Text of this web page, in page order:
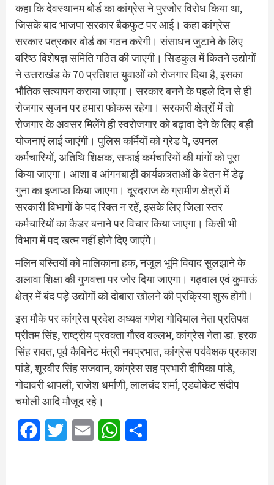
कहा कि देवस्थानम बोर्ड का कांग्रेस ने पुरजोर विरोध किया था,
जिसके बाद भाजपा सरकार बैकफुट पर आई। कहा कांग्रेस
सरकार पत्रकार बोर्ड का गठन करेगी। संसाधन जुटाने के लिए
वरिष्ठ विशेषज्ञ समिति गठित की जाएगी। सिडकुल में कितने उद्योगों
ने उत्तराखंड के 70 प्रतिशत युवाओं को रोजगार दिया है, इसका
भौतिक सत्यापन कराया जाएगा। सरकार बनने के पहले दिन से ही
रोजगार सृजन पर हमारा फोकस रहेगा। सरकारी क्षेत्रों में तो
रोजगार के अवसर मिलेंगे ही स्वरोजगार को बढ़ावा देने के लिए बड़ी
योजनाएं लाई जाएंगी। पुलिस कर्मियों को ग्रेड पे, उपनल
कर्मचारियों, अतिथि शिक्षक, सफाई कर्मचारियों की मांगों को पूरा
किया जाएगा। आशा व आंगनबाड़ी कार्यकत्र्ताओं के वेतन में डेढ़
गुना का इजाफा किया जाएगा। दूरदराज के ग्रामीण क्षेत्रों में
सरकारी विभागों के पद रिक्त न रहें, इसके लिए जिला स्तर
कर्मचारियों का कैडर बनाने पर विचार किया जाएगा। किसी भी
विभाग में पद खत्म नहीं होने दिए जाएंगे।
मलिन बस्तियों को मालिकाना हक, नजूल भूमि विवाद सुलझाने के
अलावा शिक्षा की गुणवत्ता पर जोर दिया जाएगा। गढ़वाल एवं कुमाऊं
क्षेत्र में बंद पड़े उद्योगों को दोबारा खोलने की प्रक्रिया शुरू होगी।
इस मौके पर कांग्रेस प्रदेश अध्यक्ष गणेश गोदियाल नेता प्रतिपक्ष
प्रीतम सिंह, राष्ट्रीय प्रवक्ता गौरव वल्लभ, कांग्रेस नेता डा. हरक
सिंह रावत, पूर्व कैबिनेट मंत्री नवप्रभात, कांग्रेस पर्यवेक्षक प्रकाश
पांडे, शूरवीर सिंह सजवान, कांग्रेस सह प्रभारी दीपिका पांडे,
गोदावरी थापली, राजेश धर्माणी, लालचंद शर्मा, एडवोकेट संदीप
चमोली आदि मौजूद रहे।
FacebookTwitter Email WhatsApp